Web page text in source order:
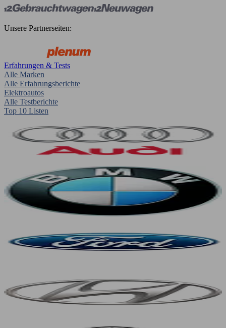
Unsere Partnerseiten:
Erfahrungen & Tests
Alle Marken
Alle Erfahrungsberichte
Elektroautos
Alle Testberichte
Top 10 Listen